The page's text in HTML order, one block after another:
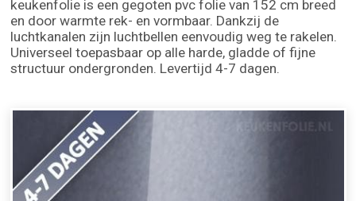
keukenfolie is een gegoten pvc folie van 152 cm breed
en door warmte rek- en vormbaar. Dankzij de
luchtkanalen zijn luchtbellen eenvoudig weg te rakelen.
Universeel toepasbaar op alle harde, gladde of fijne
structuur ondergronden. Levertijd 4-7 dagen.